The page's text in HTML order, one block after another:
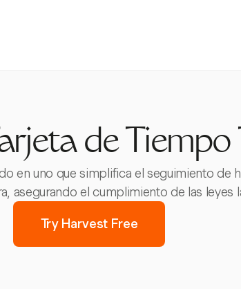
de Tiempo
en uno que simplifica el seguimiento de
asegurando el cumplimiento de las leyes
Try Harvest Free